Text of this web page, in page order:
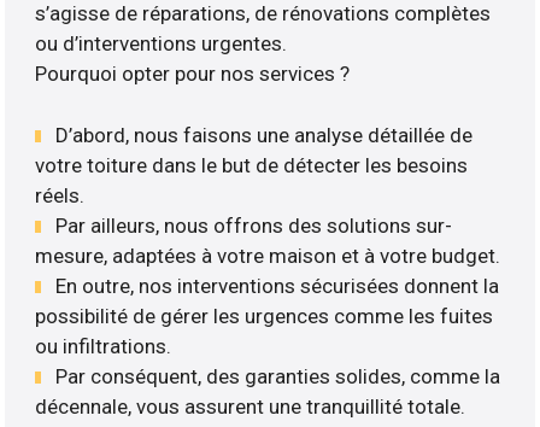
s’agisse de réparations, de rénovations complètes
ou d’interventions urgentes.
Pourquoi opter pour nos services ?
D’abord, nous faisons une analyse détaillée de
votre toiture dans le but de détecter les besoins
réels.
Par ailleurs, nous offrons des solutions sur-
mesure, adaptées à votre maison et à votre budget.
En outre, nos interventions sécurisées donnent la
possibilité de gérer les urgences comme les fuites
ou infiltrations.
Par conséquent, des garanties solides, comme la
décennale, vous assurent une tranquillité totale.